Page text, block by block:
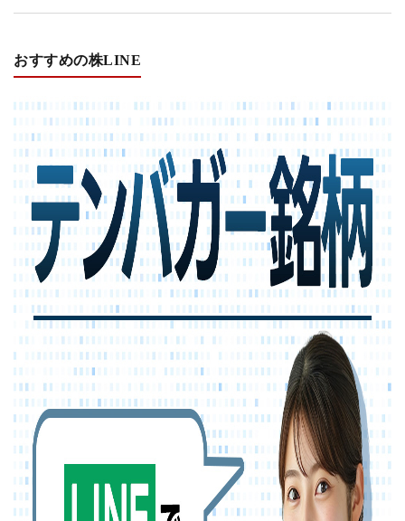
おすすめの株LINE